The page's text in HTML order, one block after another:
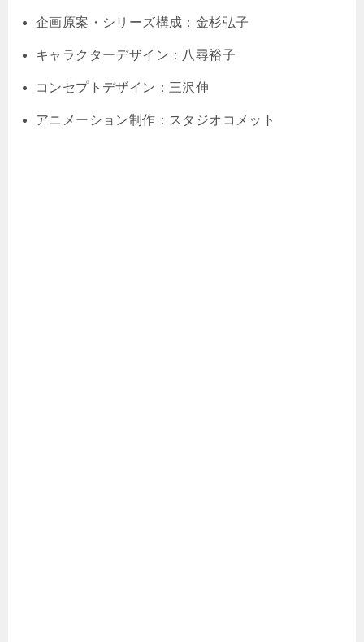
企画原案・シリーズ構成：金杉弘子
キャラクターデザイン：八尋裕子
コンセプトデザイン：三沢伸
アニメーション制作：スタジオコメット